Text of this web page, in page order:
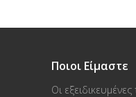
Ποιοι Είμαστε
Οι εξειδικευμένες